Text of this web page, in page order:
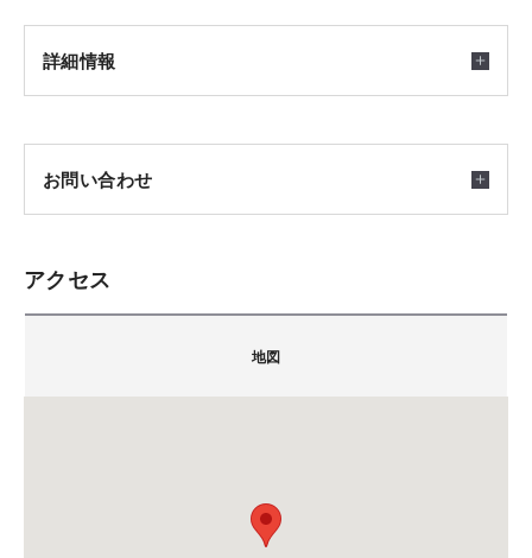
資料請求の次のステップにも向いています。
詳細情報
開催日時
トです。
ネットワーク環境の整った場所でご参加ください。
お問い合わせ
積水ハウス株式会社 神奈川営業本部
神奈川県横浜市西区みなとみらい3-7-1 OCEAN
備考：毎週火曜日・水曜日は定休日です。
※定休日に頂いたお問い合わせ・ご予約のお返事は翌
アクセス
地図